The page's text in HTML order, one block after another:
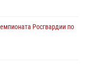
Росгвардии по
Росгвардии по